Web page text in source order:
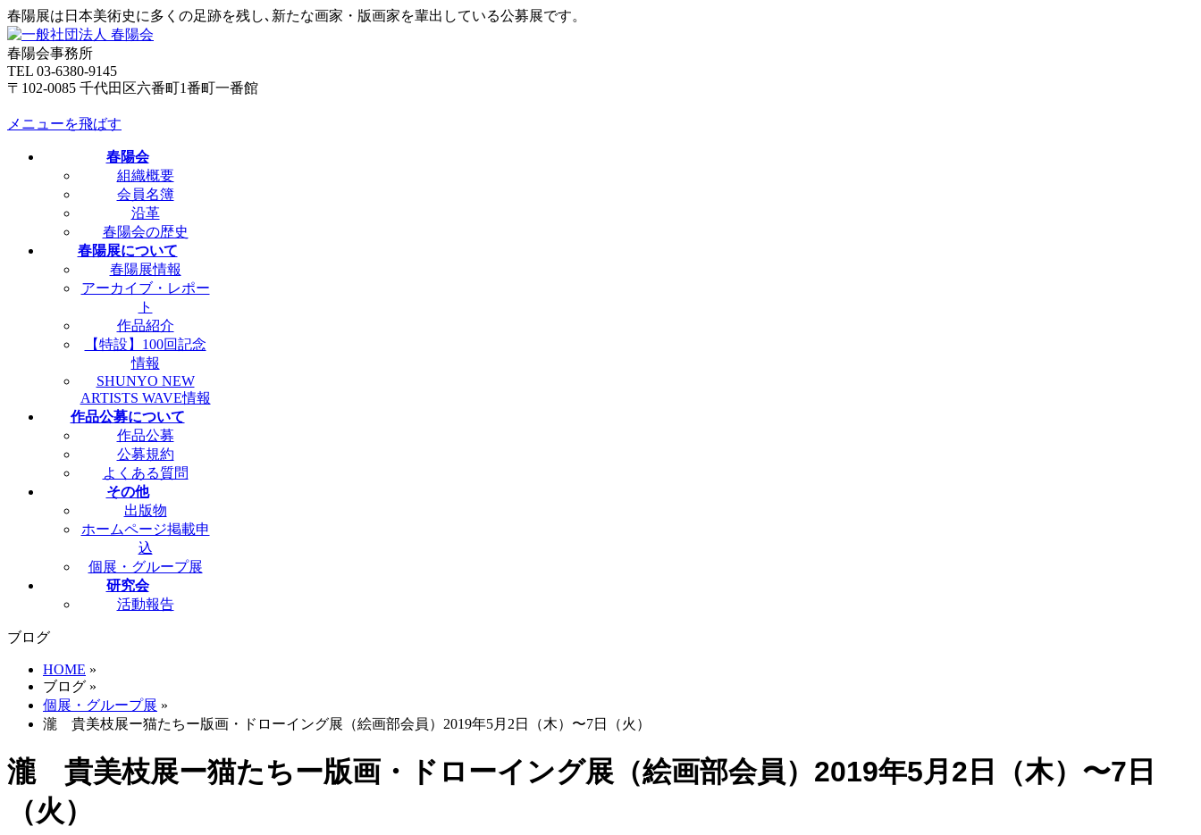
春陽展は日本美術史に多くの足跡を残し､新たな画家・版画家を輩出している公募展です。
春陽会事務所
TEL 03-6380-9145
〒102-0085 千代田区六番町1番町一番館
メニューを飛ばす
春陽会
組織概要
会員名簿
沿革
春陽会の歴史
春陽展について
春陽展情報
アーカイブ・レポー
ト
作品紹介
【特設】100回記念
情報
SHUNYO NEW
ARTISTS WAVE情報
作品公募について
作品公募
公募規約
よくある質問
その他
出版物
ホームページ掲載申
込
個展・グループ展
研究会
活動報告
ブログ
HOME »
ブログ »
個展・グループ展 »
瀧 貴美枝展ー猫たちー版画・ドローイング展（絵画部会員）2019年5月2日（木）〜7日（火）
瀧 貴美枝展ー猫たちー版画・ドローイング展（絵画部会員）2019年5月2日（木）〜7日
（火）